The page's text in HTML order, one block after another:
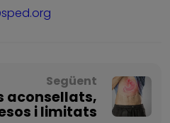
Següent
aconsellats,
i limitats